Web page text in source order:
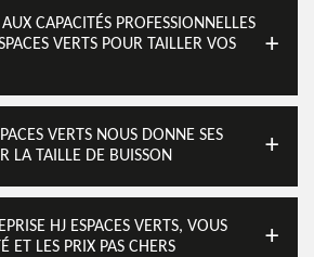
CAPACITÉS PROFESSIONNELLES
VERTS POUR TAILLER VOS
VERTS NOUS DONNE SES
LA TAILLE DE BUISSON
HJ ESPACES VERTS, VOUS
ET LES PRIX PAS CHERS